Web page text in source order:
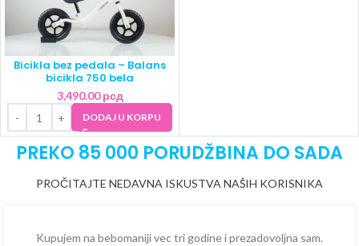
Bicikla bez pedala – Balans
bicikla 750 bela
3,490.00рсд
DODAJ U KORPU
PREKO 85 000 PORUDŽBINA DO SADA
PROČITAJTE NEDAVNA ISKUSTVA NAŠIH KORISNIKA
Kupujem na bebomaniji vec tri godine i prezadovoljna sam.